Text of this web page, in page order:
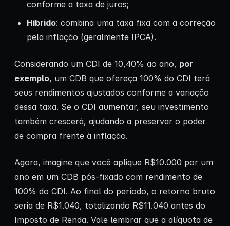
conforme a taxa de juros;
Híbrido: combina uma taxa fixa com a correção
pela inflação (geralmente IPCA).
Considerando um CDI de 10,40% ao ano, por
exemplo, um CDB que ofereça 100% do CDI terá
seus rendimentos ajustados conforme a variação
dessa taxa. Se o CDI aumentar, seu investimento
também crescerá, ajudando a preservar o poder
de compra frente à inflação.
Agora, imagine que você aplique R$10.000 por um
ano em um CDB pós-fixado com rendimento de
100% do CDI. Ao final do período, o retorno bruto
seria de R$1.040, totalizando R$11.040 antes do
Imposto de Renda. Vale lembrar que a alíquota de